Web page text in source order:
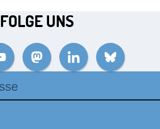
FOLGE UNS
YouTubeMastodonLinkedInBluesky